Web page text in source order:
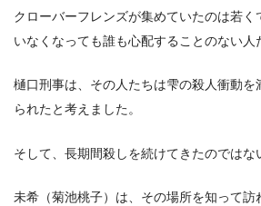
クローバーフレンズが集めていたのは若く
いなくなっても誰も心配することのない人
樋口刑事は、その人たちは雫の殺人衝動を
られたと考えました。
そして、長期間殺しを続けてきたのではな
未希（菊池桃子）は、その場所を知って訪